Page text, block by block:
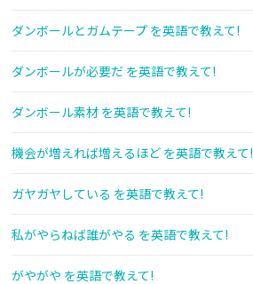
ダンボールとガムテープ を英語で教えて!
ダンボールが必要だ を英語で教えて!
ダンボール素材 を英語で教えて!
機会が増えれば増えるほど を英語で教えて!
ガヤガヤしている を英語で教えて!
私がやらねば誰がやる を英語で教えて!
がやがや を英語で教えて!